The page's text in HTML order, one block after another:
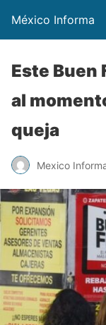
México Informa
Este Buen
al
queja
Mexico